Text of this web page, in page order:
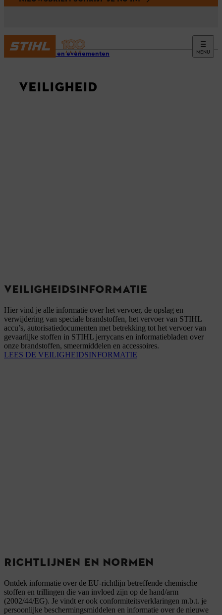
MENU
Service en evenementen
VEILIGHEID
VEILIGHEIDSINFORMATIE
Hier vind je alle informatie over het vervoer, de opslag en
verwijdering van speciale brandstoffen, het vervoer van STIHL
accu’s, autorisatiedocumenten met betrekking tot het vervoer van
gevaarlijke stoffen in STIHL jerrycans en informatiebladen over
onze brandstoffen, smeermiddelen en accessoires.
LEES DE VEILIGHEIDSINFORMATIE
RICHTLIJNEN EN NORMEN
Ontdek informatie over de EU-richtlijn betreffende chemische
stoffen en trillingen die van invloed zijn op de hand/arm
(2002/44/EG). Je vindt er ook conformiteitsverklaringen m.b.t. je
persoonlijke beschermingsmiddelen en informatie over de nieuwe